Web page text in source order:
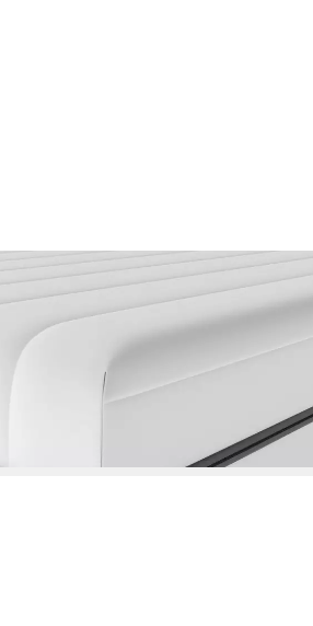
18cm, 18 cm hoch, (7 Zonen Matratze
Wendematratze, made in Germany,
Bezug
bei dir